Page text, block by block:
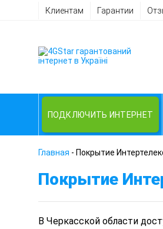
Клиентам Гарантии
ПОДКЛЮЧИТЬ ИНТЕРНЕТ
Главная - Покрытие
Покрытие
В Черкасской области